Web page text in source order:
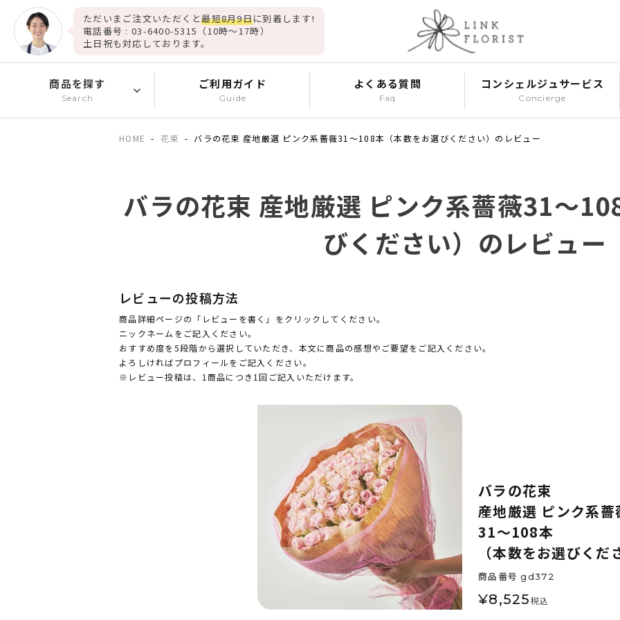
ただいまご注文いただくと最短8月9日に到着します!
電話番号 : 03-6400-5315（10時～17時）
土日祝も対応しております。
商品を探す
Search
ご利用ガイド
Guide
よくある質問
Faq
コンシェルジュサービス
Concierge
HOME 花束 バラの花束 産地厳選 ピンク系薔薇31～108本（本数をお選びください）のレビュー
バラの花束 産地厳選 ピンク系薔薇31～
びください）のレビュー
レビューの投稿方法
商品詳細ページの「レビューを書く」をクリックしてください。
ニックネームをご記入ください。
おすすめ度を5段階から選択していただき、本文に商品の感想やご要望をご記入ください。
よろしければプロフィールをご記入ください。
※レビュー投稿は、1商品につき1回ご記入いただけます。
バラの花束
産地厳選 ピンク系薔
31～108本
（本数をお選びくだ
商品番号 gd372
¥8,525税込